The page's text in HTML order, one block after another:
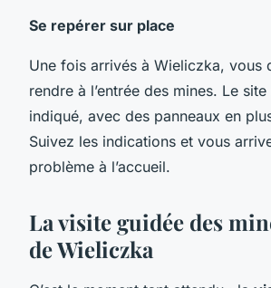
Se repérer sur place
Une fois arrivés à Wieliczka, vous
rendre à l’entrée des mines. Le
indiqué, avec des panneaux en
Suivez les indications et vous
problème à l’accueil.
La visite guidée des
de Wieliczka